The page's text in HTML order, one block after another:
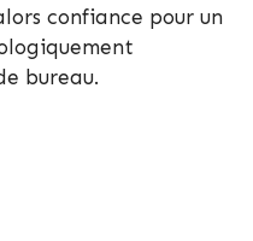
confiance pour un
bureau.